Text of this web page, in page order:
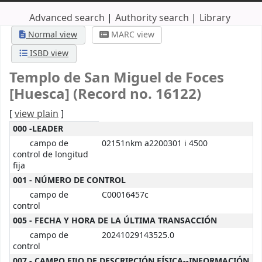
Advanced search Authority search Library
Normal view
MARC view
ISBD view
Templo de San Miguel de Foces
[Huesca] (Record no. 16122)
[view plain]
MARC details
000 -LEADER
campo de
control de longitud
fija
02151nkm a2200301 i 4500
001 - NÚMERO DE CONTROL
campo de
control
C00016457c
005 - FECHA Y HORA DE LA ÚLTIMA TRANSACCIÓN
campo de
control
20241029143525.0